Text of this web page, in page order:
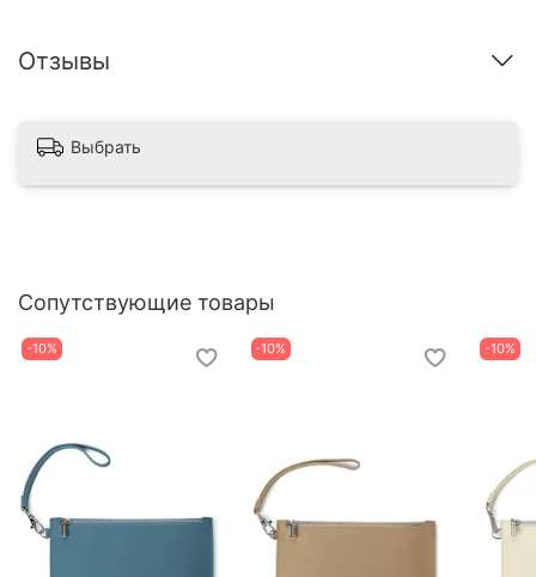
Отзывы
Выбрать
Сопутствующие товары
-10% -10% -10%